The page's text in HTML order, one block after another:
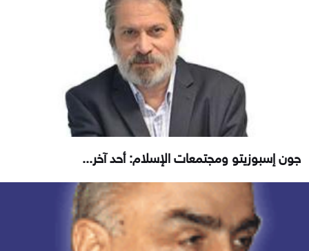
جون إسبوزيتو ومجتمعات الإسلام: أحد آخر...